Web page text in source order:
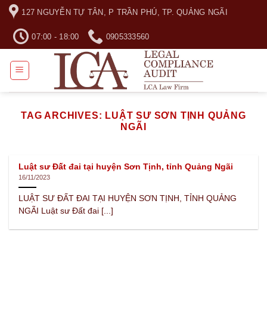
Skip
content
127 NGUYỄN TỰ TÂN, P TRẦN PHÚ, TP. QUẢNG NGÃI
07:00 - 18:00 0905333560
TAG ARCHIVES: LUẬT SƯ SƠN TỊNH QUẢNG
NGÃI
Luật sư Đất đai tại huyện Sơn Tịnh, tỉnh Quảng Ngãi
16/11/2023
LUẬT SƯ ĐẤT ĐAI TẠI HUYỆN SƠN TỊNH, TỈNH QUẢNG
NGÃI Luật sư Đất đai [...]